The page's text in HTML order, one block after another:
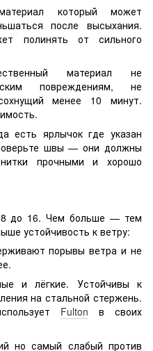
который может
после высыхания.
полинять от сильного
материал не
повреждениям, не
менее 10 минут.
есть ярлычок где указан
швы — они должны
прочными и хорошо
до 16. Чем больше — тем
устойчивость к ветру:
порывы ветра и не
и лёгкие. Устойчивы к
на стальной стержень.
Fulton в своих
но самый слабый против